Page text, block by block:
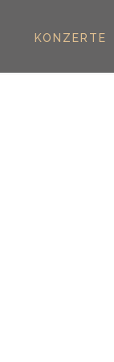
KONZERTE